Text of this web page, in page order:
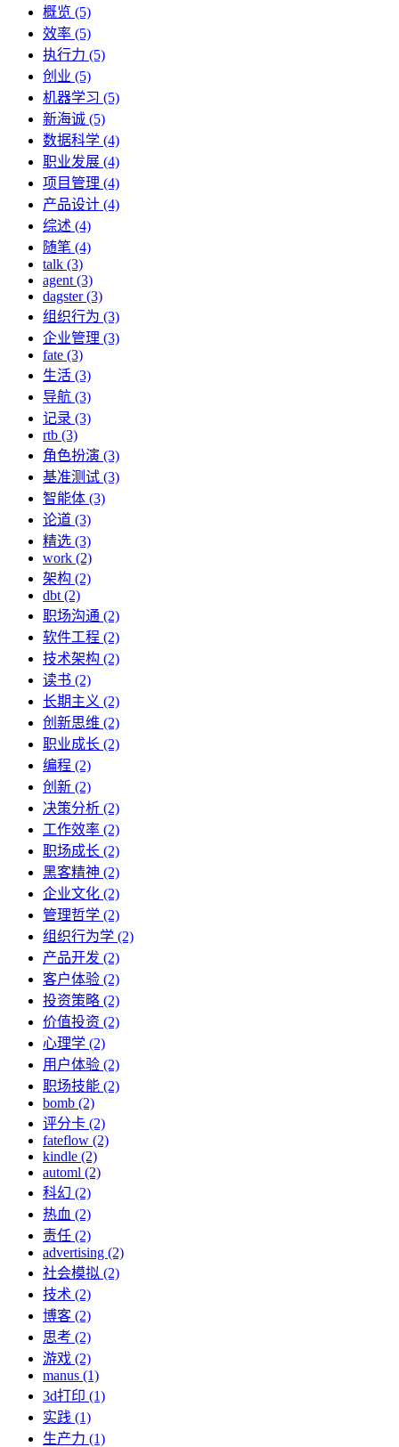
概览 (5)
效率 (5)
执行力 (5)
创业 (5)
机器学习 (5)
新海诚 (5)
数据科学 (4)
职业发展 (4)
项目管理 (4)
产品设计 (4)
综述 (4)
随笔 (4)
talk (3)
agent (3)
dagster (3)
组织行为 (3)
企业管理 (3)
fate (3)
生活 (3)
导航 (3)
记录 (3)
rtb (3)
角色扮演 (3)
基准测试 (3)
智能体 (3)
论道 (3)
精选 (3)
work (2)
架构 (2)
dbt (2)
职场沟通 (2)
软件工程 (2)
技术架构 (2)
读书 (2)
长期主义 (2)
创新思维 (2)
职业成长 (2)
编程 (2)
创新 (2)
决策分析 (2)
工作效率 (2)
职场成长 (2)
黑客精神 (2)
企业文化 (2)
管理哲学 (2)
组织行为学 (2)
产品开发 (2)
客户体验 (2)
投资策略 (2)
价值投资 (2)
心理学 (2)
用户体验 (2)
职场技能 (2)
bomb (2)
评分卡 (2)
fateflow (2)
kindle (2)
automl (2)
科幻 (2)
热血 (2)
责任 (2)
advertising (2)
社会模拟 (2)
技术 (2)
博客 (2)
思考 (2)
游戏 (2)
manus (1)
3d打印 (1)
实践 (1)
生产力 (1)